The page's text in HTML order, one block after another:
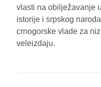
vlasti na obilježavanje
istorije i srpskog
crnogorske vlade za
veleizdaju.